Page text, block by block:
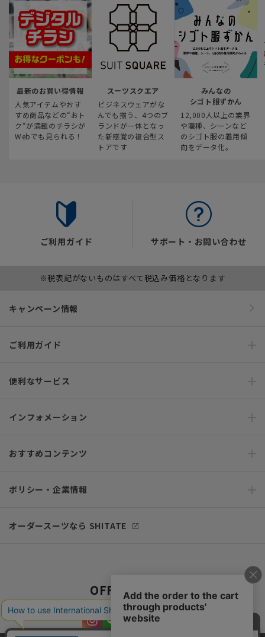
最新のお買い得情報
人気アイテムやおす
すめ商品などの“おト
ク“が満載のチラシが
Webでも見られる！
スーツスクエア
ビジネスウェアがな
んでも揃う、4つのブ
ランドが一体となっ
た新感覚の複合型ス
トアです
みんなの
シゴト服ずかん
12,000人以上の業界
や職種、シーンなど
のシゴト服の着用傾
向をデータ化。
ご利用ガイド サポート・お問い合わせ
※税表記がないものはすべて税込み価格となります
キャンペーン情報
ご利用ガイド
便利なサービス
インフォメーション
おすすめコンテンツ
ポリシー・企業情報
オーダースーツなら SHITATE
OFFICIAL SNS